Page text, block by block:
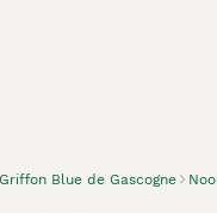
Griffon Blue de Gascogne